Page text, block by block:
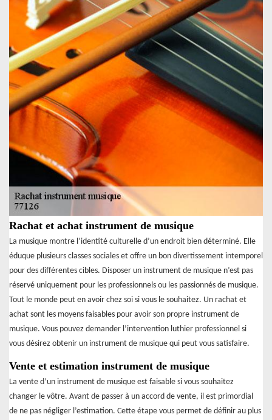
Rachat et achat instrument de musique
La musique montre l’identité culturelle d’un endroit bien déterminé. Elle
éduque plusieurs classes sociales et offre un bon divertissement intemporel
pour des différentes cibles. Disposer un instrument de musique n’est pas
réservé uniquement pour les professionnels ou les passionnés de musique.
Tout le monde peut en avoir chez soi si vous le souhaitez. Un rachat et
achat sont les moyens faisables pour avoir son propre instrument de
musique. Vous pouvez demander l’intervention luthier professionnel si
vous désirez obtenir un instrument de musique qui peut vous satisfaire.
Vente et estimation instrument de musique
La vente d’un instrument de musique est faisable si vous souhaitez
changer le vôtre. Avant de passer à un accord de vente, il est primordial
de ne pas négliger l’estimation. Cette étape vous permet de définir au plus